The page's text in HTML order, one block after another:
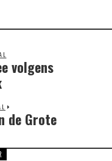
volgens
de Grote